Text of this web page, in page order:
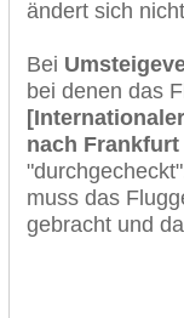
ändert sich
Bei
bei denen das
nach
muss das
gebracht und